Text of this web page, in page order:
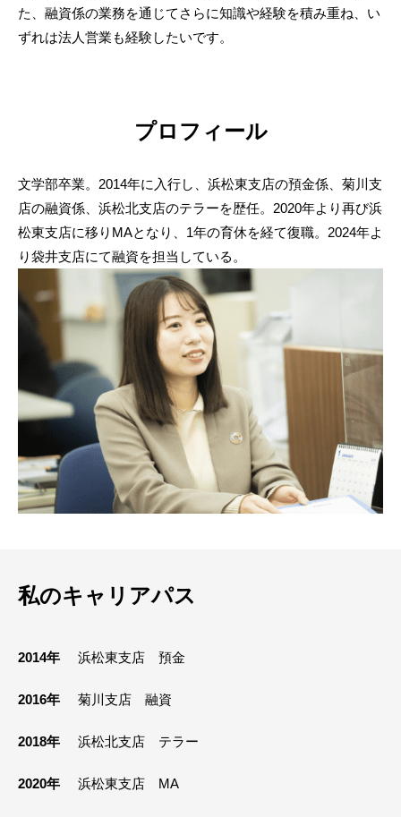
た、融資係の業務を通じてさらに知識や経験を積み重ね、い
ずれは法人営業も経験したいです。
プロフィール
文学部卒業。2014年に入行し、浜松東支店の預金係、菊川支
店の融資係、浜松北支店のテラーを歴任。2020年より再び浜
松東支店に移りMAとなり、1年の育休を経て復職。2024年よ
り袋井支店にて融資を担当している。
私のキャリアパス
2014年 浜松東支店 預金
2016年 菊川支店 融資
2018年 浜松北支店 テラー
2020年 浜松東支店 MA